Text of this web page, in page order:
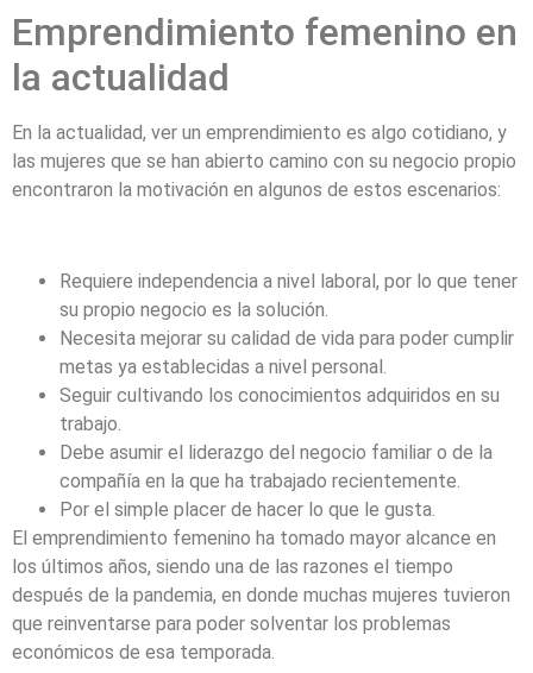
Emprendimiento femenino en
la actualidad
En la actualidad, ver un emprendimiento es algo cotidiano, y
las mujeres que se han abierto camino con su negocio propio
encontraron la motivación en algunos de estos escenarios:
Requiere independencia a nivel laboral, por lo que tener
su propio negocio es la solución.
Necesita mejorar su calidad de vida para poder cumplir
metas ya establecidas a nivel personal.
Seguir cultivando los conocimientos adquiridos en su
trabajo.
Debe asumir el liderazgo del negocio familiar o de la
compañía en la que ha trabajado recientemente.
Por el simple placer de hacer lo que le gusta.
El emprendimiento femenino ha tomado mayor alcance en
los últimos años, siendo una de las razones el tiempo
después de la pandemia, en donde muchas mujeres tuvieron
que reinventarse para poder solventar los problemas
económicos de esa temporada.